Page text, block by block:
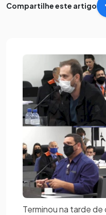
Compartilhe este artigo
Terminou na tarde